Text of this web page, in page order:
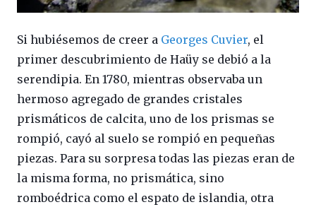
Si hubiésemos de creer a Georges Cuvier, el
primer descubrimiento de Haüy se debió a la
serendipia. En 1780, mientras observaba un
hermoso agregado de grandes cristales
prismáticos de calcita, uno de los prismas se
rompió, cayó al suelo se rompió en pequeñas
piezas. Para su sorpresa todas las piezas eran de
la misma forma, no prismática, sino
romboédrica como el espato de islandia, otra